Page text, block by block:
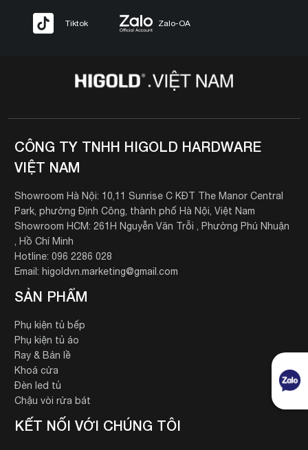
Tiktok Zalo-OA
CÔNG TY TNHH HIGOLD HARDWARE
VIỆT NAM
Showroom Hà Nội: 10,11 Sunrise C KĐT The Manor Central
Park, phường Định Công, thành phố Hà Nội, Việt Nam
Showroom HCM: 261H Nguyễn Văn Trỗi , Phường Phú Nhuận
, Hồ Chí Minh
Hotline: 096 2286 028
Email: higoldvn.marketing@gmail.com
SẢN PHẨM
Phụ kiện tủ bếp
Phụ kiện tủ áo
Ray & Bản lề
Khoá cửa
Đèn led tủ
Chậu vòi rửa bát
KẾT NỐI VỚI CHÚNG TÔI